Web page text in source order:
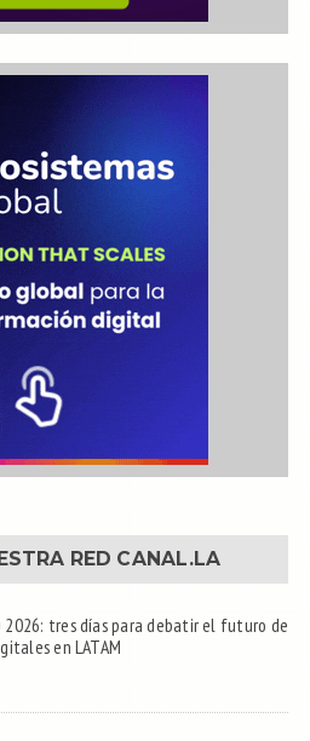
RED CANAL.LA
2026: tres días para debatir el futuro de
en LATAM